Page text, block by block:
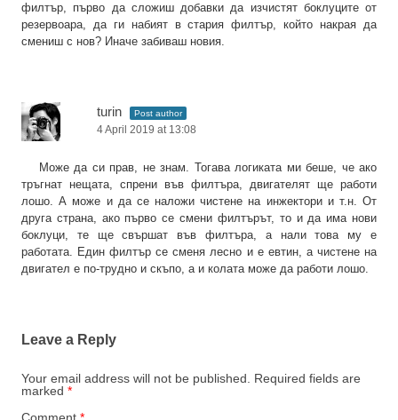
филтър, първо да сложиш добавки да изчистят боклуците от
резервоара, да ги набият в стария филтър, който накрая да
смениш с нов? Иначе забиваш новия.
turin Post author
4 April 2019 at 13:08
Може да си прав, не знам. Тогава логиката ми беше, че ако
тръгнат нещата, спрени във филтъра, двигателят ще работи
лошо. А може и да се наложи чистене на инжектори и т.н. От
друга страна, ако първо се смени филтърът, то и да има нови
боклуци, те ще свършат във филтъра, а нали това му е
работата. Един филтър се сменя лесно и е евтин, а чистене на
двигател е по-трудно и скъпо, а и колата може да работи лошо.
Leave a Reply
Your email address will not be published.
Required fields are
marked *